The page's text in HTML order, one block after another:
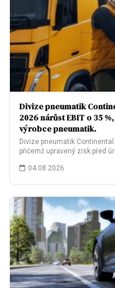
Divize pneumatik
2026 nárůst EBIT o 35
výrobce pneumatik.
Divize pneumatik
přičemž upravený zisk před
04.08.2026